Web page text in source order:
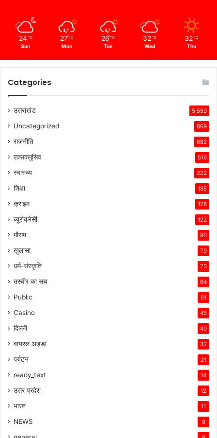
24 ℃
Sun
27 ℃
Mon
26 ℃
Tue
32 ℃
Wed
32 ℃
Thu
Categories
उत्तराखंड 5,550
Uncategorized 869
राजनीति 682
एक्सक्लुसिव 516
स्वास्थ्य 222
शिक्षा 185
क्राइम 128
ब्यूरोक्रेसी 122
मौसम 90
खुलासा 79
धर्म-संस्कृति 73
तस्वीर का सच 64
Public 61
Casino 45
दिल्ली 40
वायरल अड्डा 32
पर्यटन 21
ready_text 14
उत्तर प्रदेश 12
भारत 11
NEWS 9